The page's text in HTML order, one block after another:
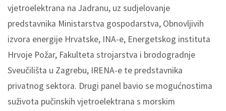
vjetroelektrana na Jadranu, uz sudjelovanje
predstavnika Ministarstva gospodarstva, Obnovljivih
izvora energije Hrvatske, INA-e, Energetskog instituta
Hrvoje Požar, Fakulteta strojarstva i brodogradnje
Sveučilišta u Zagrebu, IRENA-e te predstavnika
privatnog sektora. Drugi panel bavio se mogućnostima
suživota pučinskih vjetroelektrana s morskim